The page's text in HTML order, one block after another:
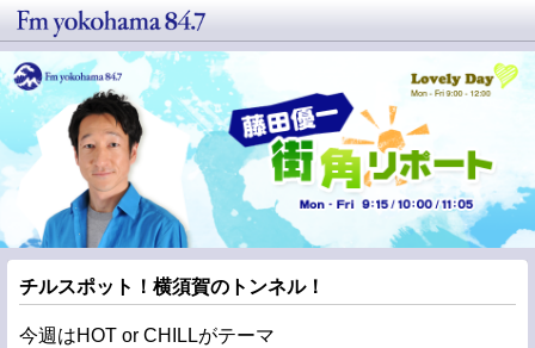
チルスポット！横須賀のトンネル！
今週はHOT or CHILLがテーマ